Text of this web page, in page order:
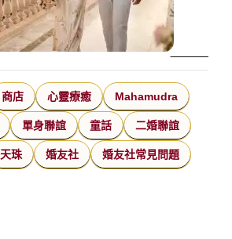
商店 心靈療癒 Mahamudra
單身聯誼 童話 二婚聯誼
天珠 婚友社 婚友社常見問題